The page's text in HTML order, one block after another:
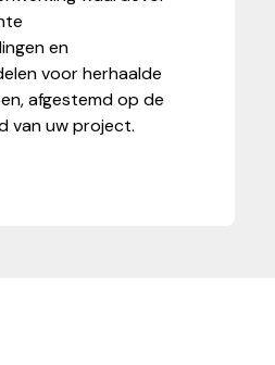
en
voor herhaalde
afgestemd op de
van uw project.